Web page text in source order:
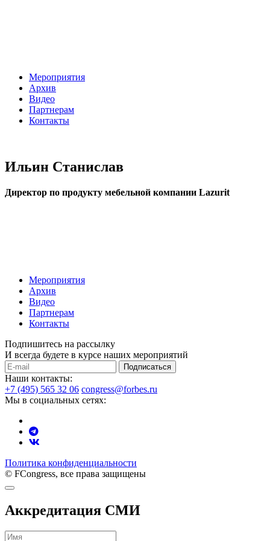
Мероприятия
Архив
Видео
Партнерам
Контакты
Ильин Станислав
Директор по продукту мебельной компании Lazurit
Мероприятия
Архив
Видео
Партнерам
Контакты
Подпишитесь на рассылку
И всегда будете в курсе наших мероприятий
Подписаться
Наши контакты:
+7 (495) 565 32 06 congress@forbes.ru
Мы в социальных сетях:
Политика конфиденциальности
© FCongress, все права защищены
Аккредитация СМИ